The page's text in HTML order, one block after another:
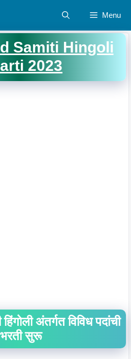
Menu
Samiti Hingoli
2023
अंतर्गत विविध पदांची
भरती सुरू